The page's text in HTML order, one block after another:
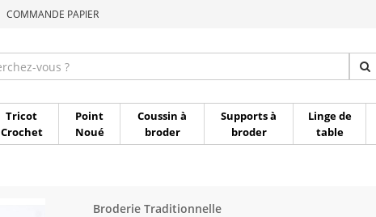
COMMANDE PAPIER
Tricot
Crochet
Point
Noué
Coussin à
broder
Supports à
broder
Linge de
table
Broderie Traditionnelle